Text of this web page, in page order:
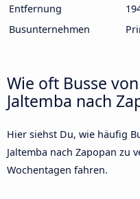
Entfernung
Busunternehmen
Wie oft Busse
Jaltemba nach
Hier siehst Du, wie häufig
Jaltemba nach Zapopan zu
Wochentagen fahren.